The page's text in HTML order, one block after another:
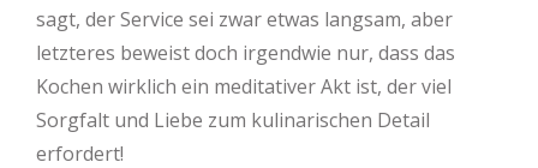
sagt, der Service sei zwar etwas langsam, aber
letzteres beweist doch irgendwie nur, dass das
Kochen wirklich ein meditativer Akt ist, der viel
Sorgfalt und Liebe zum kulinarischen Detail
erfordert!